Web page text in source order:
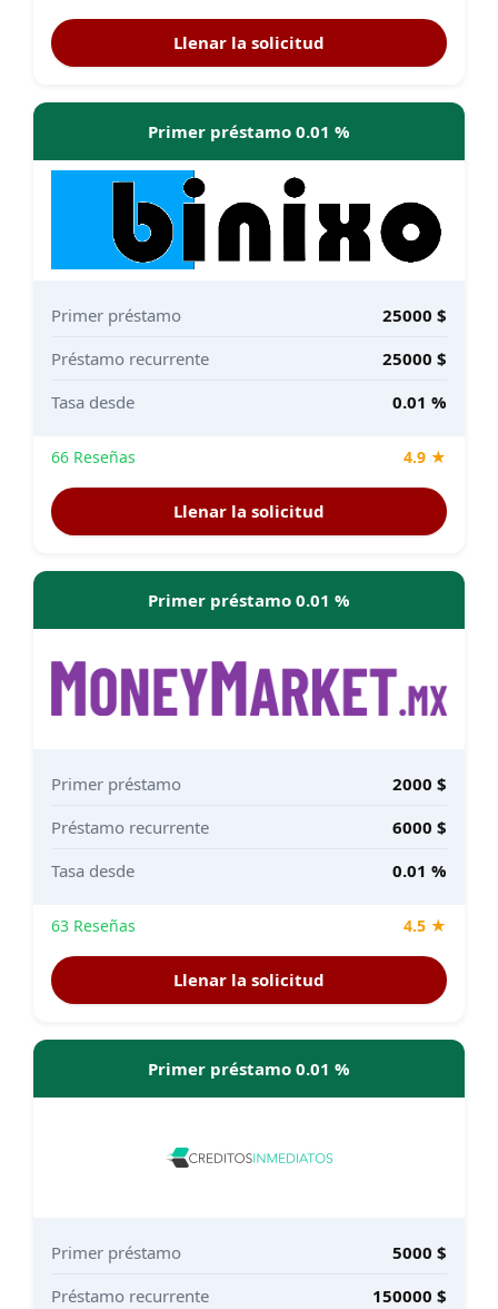
Llenar la solicitud
Primer préstamo 0.01 %
Primer préstamo
25000 $
Préstamo recurrente
25000 $
Tasa desde
0.01 %
66 Reseñas 4.9 ★
Llenar la solicitud
Primer préstamo 0.01 %
Primer préstamo
2000 $
Préstamo recurrente
6000 $
Tasa desde
0.01 %
63 Reseñas 4.5 ★
Llenar la solicitud
Primer préstamo 0.01 %
Primer préstamo
5000 $
Préstamo recurrente
150000 $